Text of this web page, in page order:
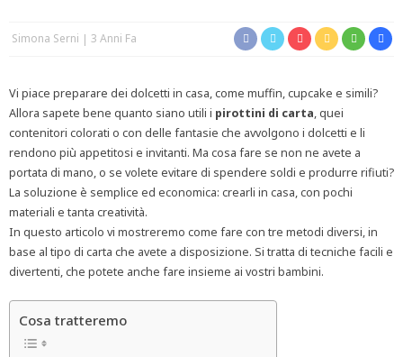
Simona Serni 3 Anni Fa
Vi piace preparare dei dolcetti in casa, come muffin, cupcake e simili?
Allora sapete bene quanto siano utili i pirottini di carta, quei
contenitori colorati o con delle fantasie che avvolgono i dolcetti e li
rendono più appetitosi e invitanti. Ma cosa fare se non ne avete a
portata di mano, o se volete evitare di spendere soldi e produrre rifiuti?
La soluzione è semplice ed economica: crearli in casa, con pochi
materiali e tanta creatività.
In questo articolo vi mostreremo come fare con tre metodi diversi, in
base al tipo di carta che avete a disposizione. Si tratta di tecniche facili e
divertenti, che potete anche fare insieme ai vostri bambini.
Cosa tratteremo